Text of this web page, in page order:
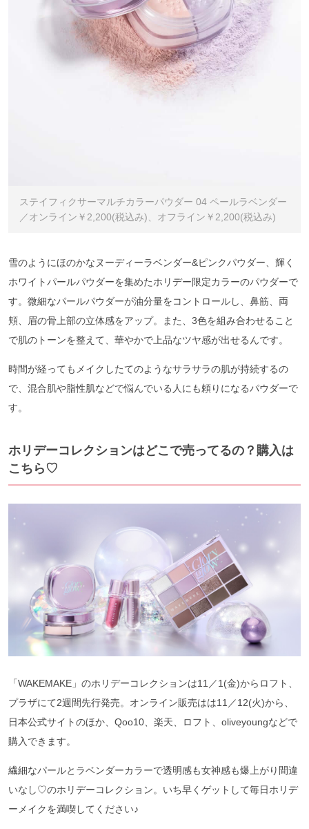
ステイフィクサーマルチカラーパウダー 04 ペールラベンダー
／オンライン￥2,200(税込み)、オフライン￥2,200(税込み)
雪のようにほのかなヌーディーラベンダー&ピンクパウダー、輝く
ホワイトパールパウダーを集めたホリデー限定カラーのパウダーで
す。微細なパールパウダーが油分量をコントロールし、鼻筋、両
頬、眉の骨上部の立体感をアップ。また、3色を組み合わせること
で肌のトーンを整えて、華やかで上品なツヤ感が出せるんです。
時間が経ってもメイクしたてのようなサラサラの肌が持続するの
で、混合肌や脂性肌などで悩んでいる人にも頼りになるパウダーで
す。
ホリデーコレクションはどこで売ってるの？購入は
こちら♡
「WAKEMAKE」のホリデーコレクションは11／1(金)からロフト、
プラザにて2週間先行発売。オンライン販売はは11／12(火)から、
日本公式サイトのほか、Qoo10、楽天、ロフト、oliveyoungなどで
購入できます。
繊細なパールとラベンダーカラーで透明感も女神感も爆上がり間違
いなし♡のホリデーコレクション。いち早くゲットして毎日ホリデ
ーメイクを満喫してください♪